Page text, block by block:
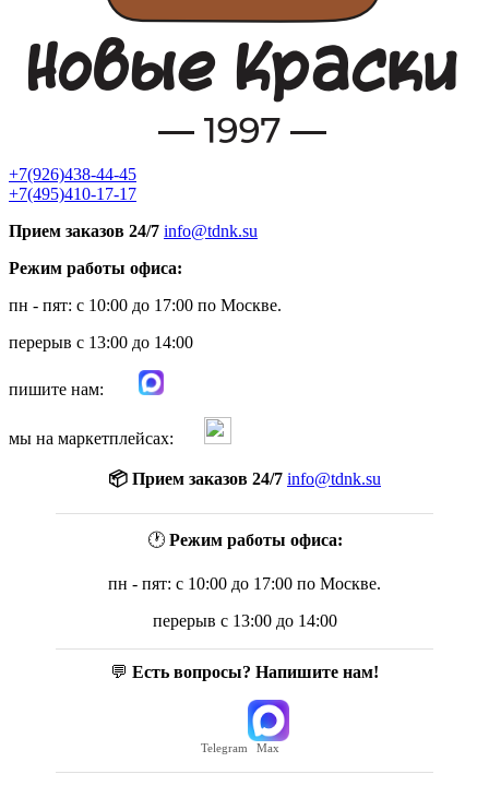
+7(926)438-44-45
+7(495)410-17-17
Прием заказов 24/7 info@tdnk.su
Режим работы офиса:
пн - пят: с 10:00 до 17:00 по Москве.
перерыв с 13:00 до 14:00
пишите нам:
мы на маркетплейсах:
📦 Прием заказов 24/7 info@tdnk.su
🕐 Режим работы офиса:
пн - пят: с 10:00 до 17:00 по Москве.
перерыв с 13:00 до 14:00
💬 Есть вопросы? Напишите нам!
Telegram Max